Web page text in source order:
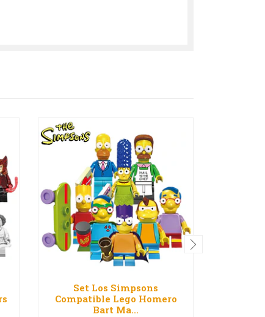
Set Los Simpsons
Compatible Lego Homero
Bart Ma...